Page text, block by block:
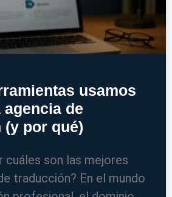
usamos
de
por qué)
cuáles son las mejores
traducción? En el mundo